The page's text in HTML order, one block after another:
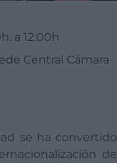
a 12:00h
Central Cámara
se ha convertido
de